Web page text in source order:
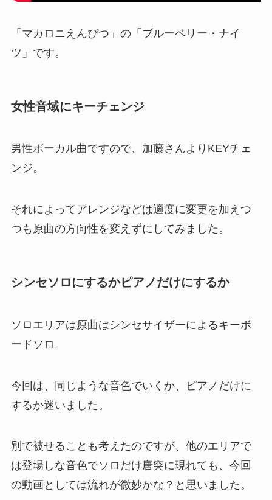
「マカロニえんぴつ」の「ブルーベリー・ナイ
ツ」です。
女性音域にキーチェンジ
男性ボーカル曲ですので、加藤さんよりKEYチェ
ンジ。
それによってアレンジなどは適度に変更を加えつ
つも原曲の方向性を変えずにしてみました。
シンセソロにするかピアノだけにするか
ソロエリアは原曲はシンセサイザーによるキーボ
ードソロ。
今回は、同じような音色でいくか、ピアノだけに
するか迷いました。
別で被せることも考えたのですが、他のエリアで
は登場しな音色でソロだけ唐突に現れても、今回
の動画としては流れが微妙かな？と思いました。